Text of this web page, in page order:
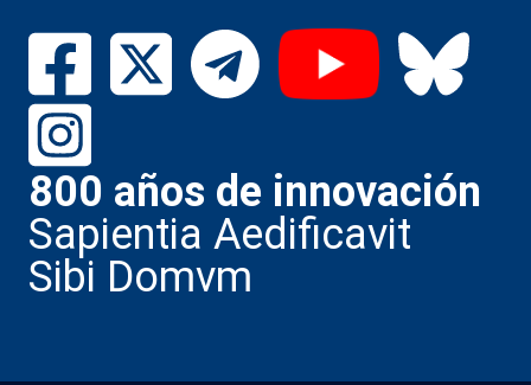
800 años de innovación
Sapientia Aedificavit
Sibi Domvm